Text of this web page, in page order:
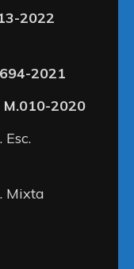
2022
2021
M.010-2020
Mixta